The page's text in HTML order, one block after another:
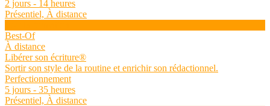
2 jours - 14 heures
Présentiel, À distance
Best-Of
À distance
Libérer son écriture®
Sortir son style de la routine et enrichir son rédactionnel.
Perfectionnement
5 jours - 35 heures
Présentiel, À distance